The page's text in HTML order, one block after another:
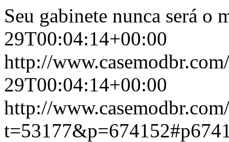
Seu gabinete nunca será o
29T00:04:14+00:00
http://
29T00:04:14+00:00
http://